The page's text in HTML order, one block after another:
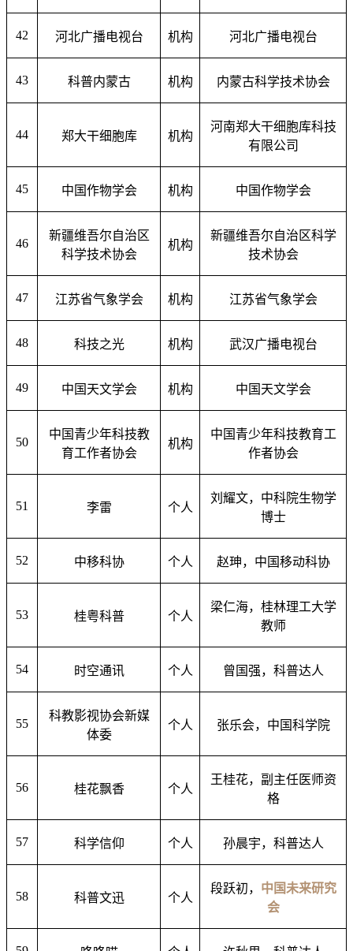
42 河北广播电视台 机构 河北广播电视台
43 科普内蒙古 机构 内蒙古科学技术协会
44 郑大干细胞库 机构
河南郑大干细胞库科技
有限公司
45 中国作物学会 机构 中国作物学会
46
新疆维吾尔自治区
科学技术协会
机构
新疆维吾尔自治区科学
技术协会
47 江苏省气象学会 机构 江苏省气象学会
48 科技之光 机构 武汉广播电视台
49 中国天文学会 机构 中国天文学会
50
中国青少年科技教
育工作者协会
机构
中国青少年科技教育工
作者协会
51 李雷 个人
刘耀文，中科院生物学
博士
52 中移科协 个人 赵珅，中国移动科协
53 桂粤科普 个人
梁仁海，桂林理工大学
教师
54 时空通讯 个人 曾国强，科普达人
55
科教影视协会新媒
体委
个人 张乐会，中国科学院
56 桂花飘香 个人
王桂花，副主任医师资
格
57 科学信仰 个人 孙晨宇，科普达人
58 科普文迅 个人
段跃初， 中国未来研究
会